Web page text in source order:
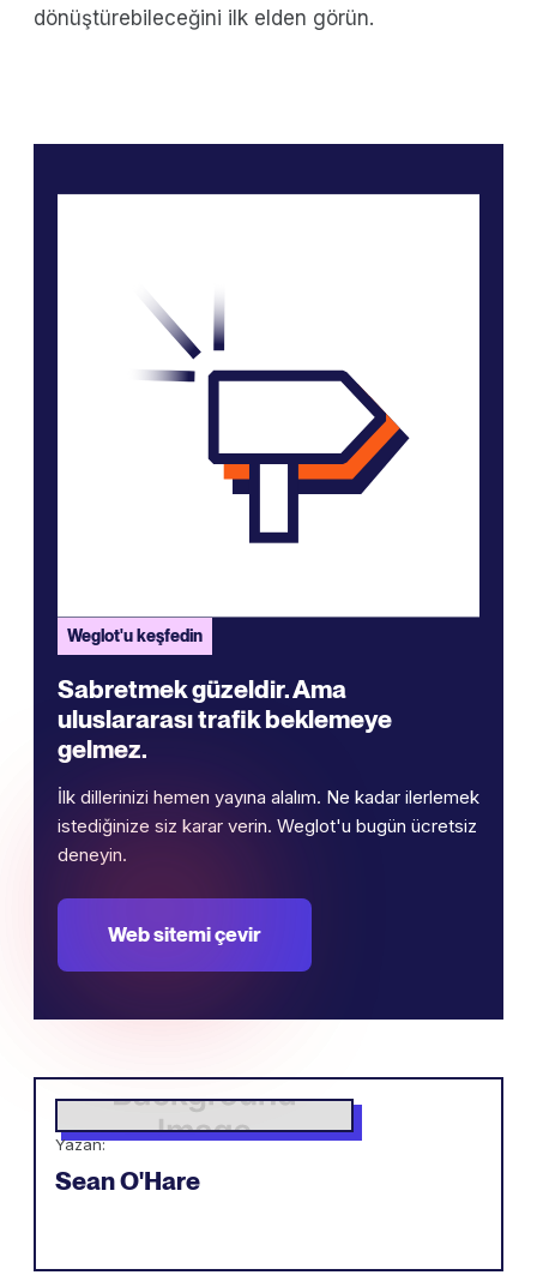
dönüştürebileceğini ilk elden görün.
Weglot'u keşfedin
Sabretmek güzeldir. Ama
uluslararası trafik beklemeye
gelmez.
İlk dillerinizi hemen yayına alalım. Ne kadar ilerlemek
istediğinize siz karar verin. Weglot'u bugün ücretsiz
deneyin.
Web sitemi çevir
Yazan:
Sean O'Hare